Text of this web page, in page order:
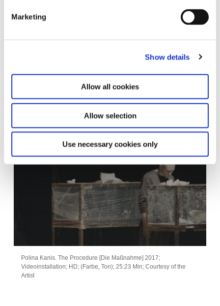
Marketing
Show details
Allow all cookies
Allow selection
Use necessary cookies only
Videoinstallation; HD; (Farbe, Ton); 25:23 Min; Courtesy of the
Polina Kanis. The Procedure [Die Maßnahme] 2017;
Videoinstallation; HD; (Farbe, Ton); 25:23 Min; Courtesy of the
Artist